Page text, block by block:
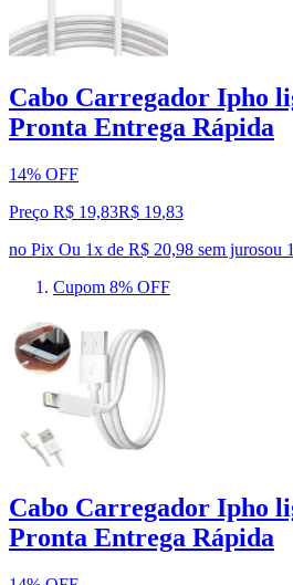
Cabo Carregador Ipho
Pronta Entrega Rápida
14% OFF
Preço R$ 19,83R$ 19,83
no Pix Ou 1x de R$ 20,98 sem jurosou 1
Cupom 8% OFF
Cabo Carregador Ipho
Pronta Entrega Rápida